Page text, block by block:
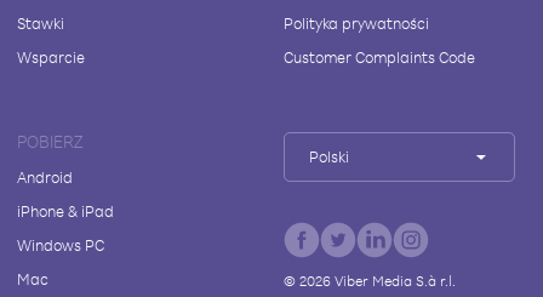
Stawki
Wsparcie
Polityka prywatności
Customer Complaints Code
POBIERZ
Android
iPhone & iPad
Windows PC
Mac
Polski
© 2026Viber Media S.à r.l.